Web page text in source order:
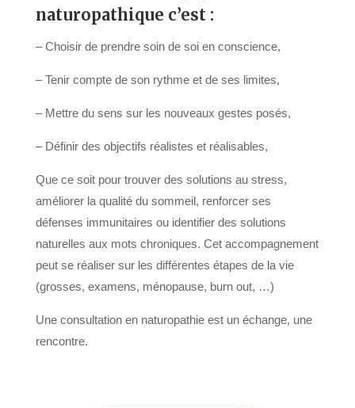
naturopathique c’est :
– Choisir de prendre soin de soi en conscience,
– Tenir compte de son rythme et de ses limites,
– Mettre du sens sur les nouveaux gestes posés,
– Définir des objectifs réalistes et réalisables,
Que ce soit pour trouver des solutions au stress,
améliorer la qualité du sommeil, renforcer ses
défenses immunitaires ou identifier des solutions
naturelles aux mots chroniques. Cet accompagnement
peut se réaliser sur les différentes étapes de la vie
(grosses, examens, ménopause, burn out, …)
Une consultation en naturopathie est un échange, une
rencontre.